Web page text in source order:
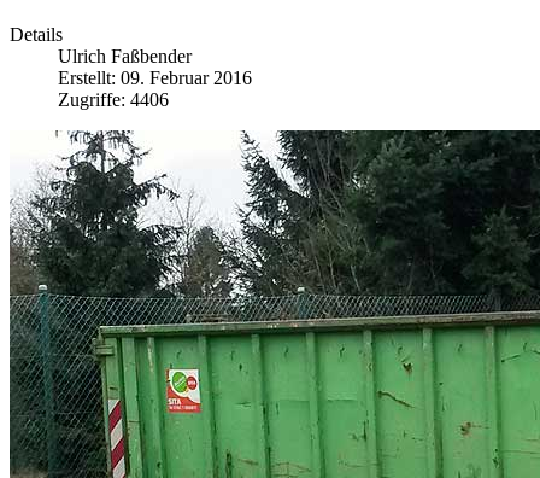
Details
Ulrich Faßbender
Erstellt: 09. Februar 2016
Zugriffe: 4406